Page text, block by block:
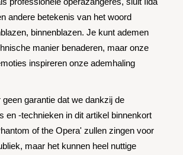
andere betekenis van het woord
binnenblazen. Je kunt ademen
manier benaderen, maar onze
inspireren onze ademhaling
garantie dat we dankzij de
en -technieken in dit artikel binnenkort
of the Opera' zullen zingen voor
maar het kunnen heel nuttige